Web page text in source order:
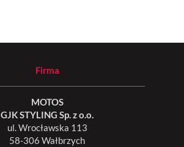
Firma
MOTOS
GJK STYLING Sp. z o.o.
ul. Wrocławska 113
58-306 Wałbrzych